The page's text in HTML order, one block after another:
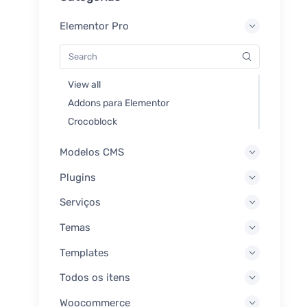
Elementor Pro
View all
Addons para Elementor
Crocoblock
Modelos CMS
Plugins
Serviços
Temas
Templates
Todos os itens
Woocommerce